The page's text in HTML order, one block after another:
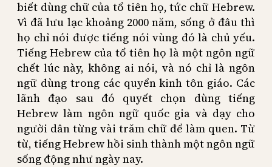
biết dùng chữ của tổ tiên họ, tức chữ Hebrew.
Vì đã lưu lạc khoảng 2000 năm, sống ở đâu thì
họ chỉ nói được tiếng nói vùng đó là chủ yếu.
Tiếng Hebrew của tổ tiên họ là một ngôn ngữ
chết lúc này, không ai nói, và nó chỉ là ngôn
ngữ dùng trong các quyển kinh tôn giáo. Các
lãnh đạo sau đó quyết chọn dùng tiếng
Hebrew làm ngôn ngữ quốc gia và dạy cho
người dân từng vài trăm chữ để làm quen. Từ
từ, tiếng Hebrew hồi sinh thành một ngôn ngữ
sống động như ngày nay.